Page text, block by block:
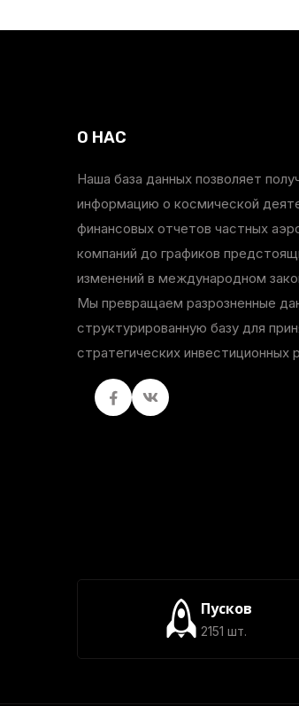
О НАС
Наша база данных позволяет
информацию о космической
финансовых отчетов частных
компаний до графиков
изменений в международном
Мы превращаем разрозненные
структурированную базу для
стратегических инвестиционных
FacebookвКонтакте
Пусков
2151 шт.